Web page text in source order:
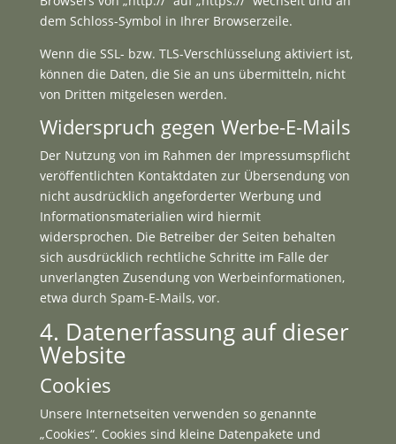
dem Schloss-Symbol in Ihrer Browserzeile.
Wenn die SSL- bzw. TLS-Verschlüsselung aktiviert ist,
können die Daten, die Sie an uns übermitteln, nicht
von Dritten mitgelesen werden.
Widerspruch gegen Werbe-E-Mails
Der Nutzung von im Rahmen der Impressumspflicht
veröffentlichten Kontaktdaten zur Übersendung von
nicht ausdrücklich angeforderter Werbung und
Informationsmaterialien wird hiermit
widersprochen. Die Betreiber der Seiten behalten
sich ausdrücklich rechtliche Schritte im Falle der
unverlangten Zusendung von Werbeinformationen,
etwa durch Spam-E-Mails, vor.
4. Datenerfassung auf dieser
Website
Cookies
Unsere Internetseiten verwenden so genannte
„Cookies“. Cookies sind kleine Datenpakete und